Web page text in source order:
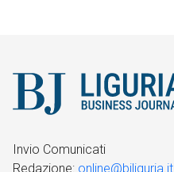
Invio Comunicati
Redazione: online@bjliguria.it